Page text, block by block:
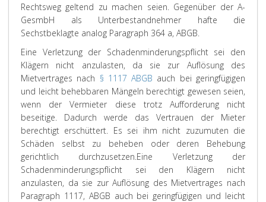
Rechtsweg geltend zu machen seien. Gegenüber der A-
GesmbH als Unterbestandnehmer hafte die
Sechstbeklagte analog Paragraph 364 a, ABGB.
Eine Verletzung der Schadenminderungspflicht sei den
Klägern nicht anzulasten, da sie zur Auflösung des
Mietvertrages nach § 1117 ABGB auch bei geringfügigen
und leicht behebbaren Mängeln berechtigt gewesen seien,
wenn der Vermieter diese trotz Aufforderung nicht
beseitige. Dadurch werde das Vertrauen der Mieter
berechtigt erschüttert. Es sei ihm nicht zuzumuten die
Schäden selbst zu beheben oder deren Behebung
gerichtlich durchzusetzen.Eine Verletzung der
Schadenminderungspflicht sei den Klägern nicht
anzulasten, da sie zur Auflösung des Mietvertrages nach
Paragraph 1117, ABGB auch bei geringfügigen und leicht